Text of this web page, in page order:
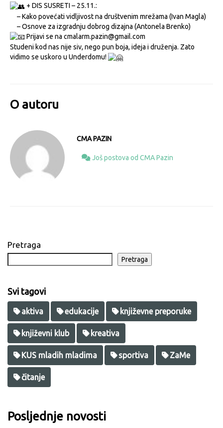
+ DIS SUSRETI – 25.11.:
– Kako povećati vidljivost na društvenim mrežama (Ivan Magla)
– Osnove za izgradnju dobrog dizajna (Antonela Brenko)
Prijavi se na cmalarm.pazin@gmail.com
Studeni kod nas nije siv, nego pun boja, ideja i druženja. Zato
vidimo se uskoro u Underdomu!
O autoru
CMA PAZIN
Još postova od CMA Pazin
Pretraga
Pretraga
Svi tagovi
aktiva edukacije književne preporuke
književni klub kreativa
KUS mladih mladima sportiva ZaMe
čitanje
Posljednje novosti